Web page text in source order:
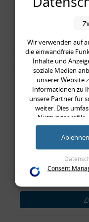
Wir verwenden auf
die einwandfreie
Inhalte und
soziale Medien
unserer Website
Informationen zu
unsere Partner für
weiter. Dies
Nutzungsprofile.
Products) führen
weiteren Daten
im Rahmen Ihrer
(bspw.
Nutzung von
widerrufen,
unten klicken und
Ablehnen
Consent